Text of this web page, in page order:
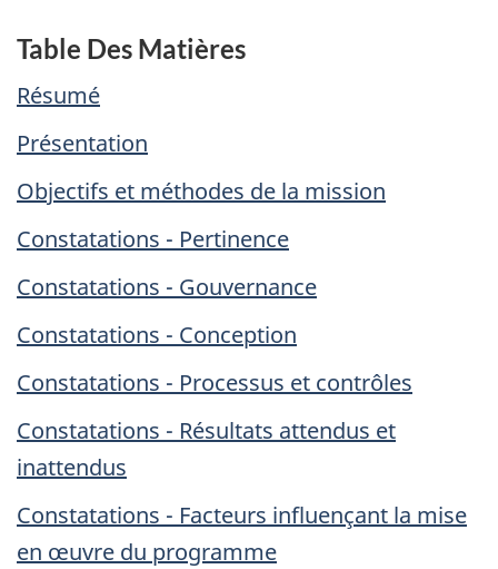
Table Des Matières
Résumé
Présentation
Objectifs et méthodes de la mission
Constatations - Pertinence
Constatations - Gouvernance
Constatations - Conception
Constatations - Processus et contrôles
Constatations - Résultats attendus et
inattendus
Constatations - Facteurs influençant la mise
en œuvre du programme